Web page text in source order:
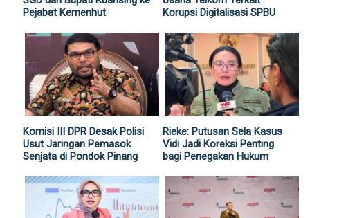
Pejabat Kemenhut
Korupsi Digitalisasi SPBU
Komisi III DPR Desak Polisi
Usut Jaringan Pemasok
Senjata di Pondok Pinang
Rieke: Putusan Sela Kasus
Vidi Jadi Koreksi Penting
bagi Penegakan Hukum